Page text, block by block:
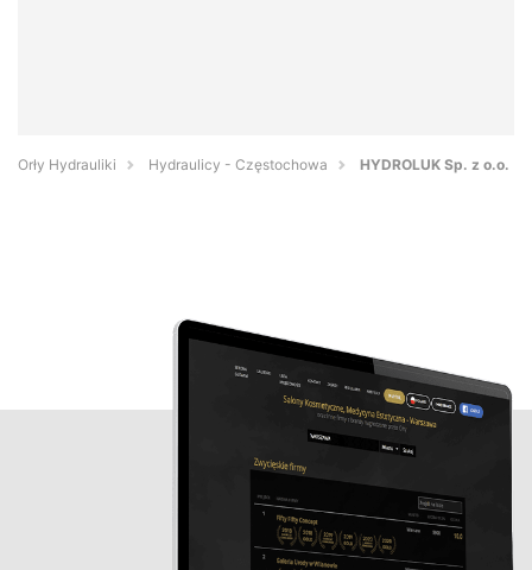
Orły Hydrauliki Hydraulicy - Częstochowa HYDROLUK Sp. z o.o.